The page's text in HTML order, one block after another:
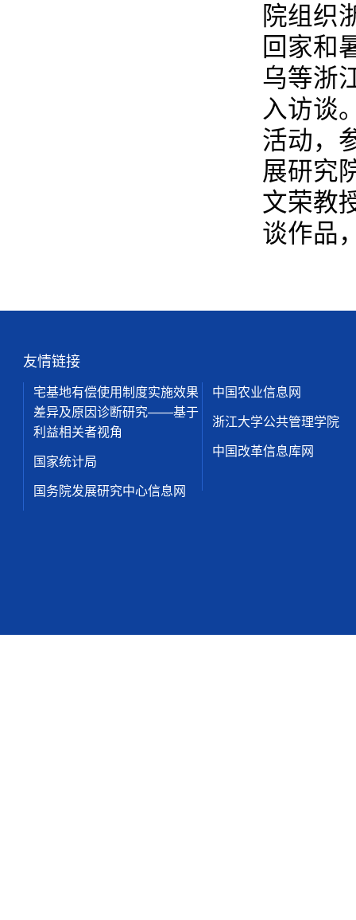
院组织
回家和
乌等浙
入访谈
活动，
展研究
文荣教
谈作品
友情链接
宅基地有偿使用制度实施效果
差异及原因诊断研究——基于
利益相关者视角
国家统计局
国务院发展研究中心信息网
中国农业信息网
浙江大学公共管理学院
中国改革信息库网